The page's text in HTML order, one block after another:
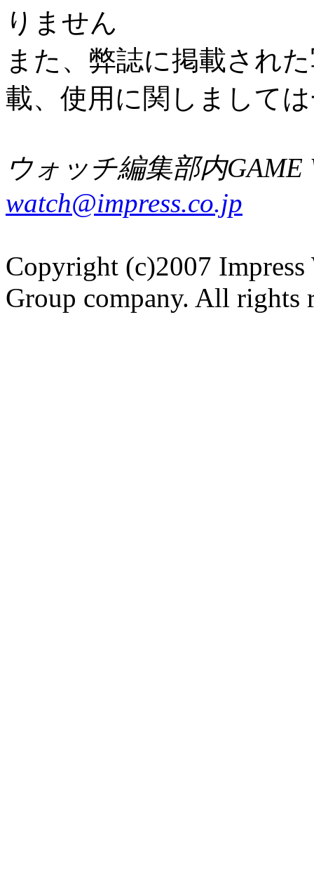
りません
また、弊誌に掲載され
載、使用に関しまして
ウォッチ編集部内GAME
watch@impress.co.jp
Copyright (c)2007 Impress
Group company. All rights